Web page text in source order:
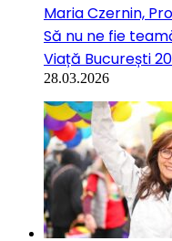
Maria Czernin,
Să nu ne fie
Viață București
28.03.2026